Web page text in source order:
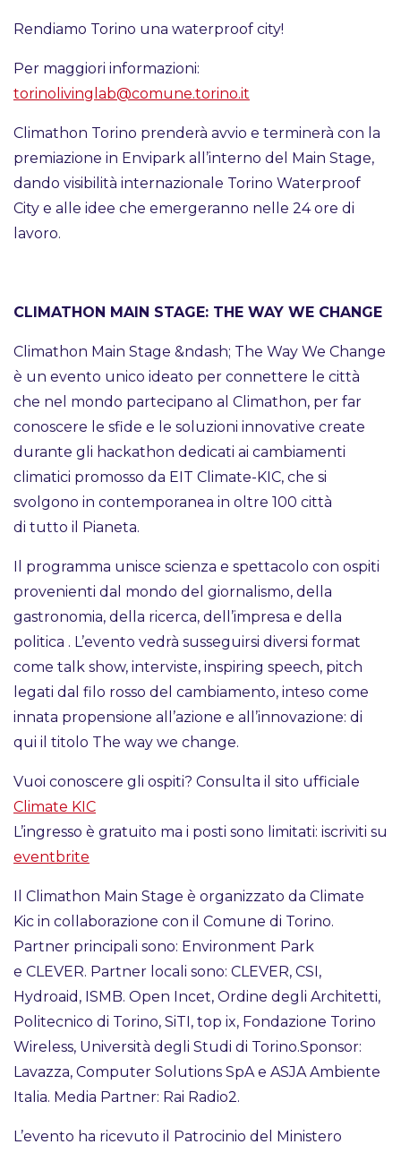
Rendiamo Torino una waterproof city!
Per maggiori informazioni:
torinolivinglab@comune.torino.it
Climathon Torino prenderà avvio e terminerà con la
premiazione in Envipark all’interno del Main Stage,
dando visibilità internazionale Torino Waterproof
City e alle idee che emergeranno nelle 24 ore di
lavoro.
CLIMATHON MAIN STAGE: THE WAY WE CHANGE
Climathon Main Stage &ndash; The Way We Change
è un evento unico ideato per connettere le città
che nel mondo partecipano al Climathon, per far
conoscere le sfide e le soluzioni innovative create
durante gli hackathon dedicati ai cambiamenti
climatici promosso da EIT Climate-KIC, che si
svolgono in contemporanea in oltre 100 città
di tutto il Pianeta.
Il programma unisce scienza e spettacolo con ospiti
provenienti dal mondo del giornalismo, della
gastronomia, della ricerca, dell’impresa e della
politica . L’evento vedrà susseguirsi diversi format
come talk show, interviste, inspiring speech, pitch
legati dal filo rosso del cambiamento, inteso come
innata propensione all’azione e all’innovazione: di
qui il titolo The way we change.
Vuoi conoscere gli ospiti? Consulta il sito ufficiale
Climate KIC
L’ingresso è gratuito ma i posti sono limitati: iscriviti su
eventbrite
Il Climathon Main Stage è organizzato da Climate
Kic in collaborazione con il Comune di Torino.
Partner principali sono: Environment Park
e CLEVER. Partner locali sono: CLEVER, CSI,
Hydroaid, ISMB. Open Incet, Ordine degli Architetti,
Politecnico di Torino, SiTI, top ix, Fondazione Torino
Wireless, Università degli Studi di Torino.Sponsor:
Lavazza, Computer Solutions SpA e ASJA Ambiente
Italia. Media Partner: Rai Radio2.
L’evento ha ricevuto il Patrocinio del Ministero